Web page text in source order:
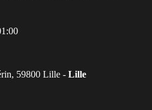
59800 Lille - Lille